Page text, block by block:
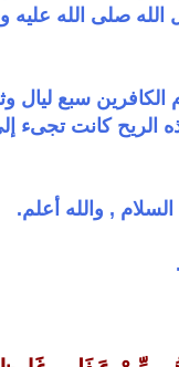
صلى الله عليه
سبع ليال
الريح كانت تجىء
, والله أعلم.